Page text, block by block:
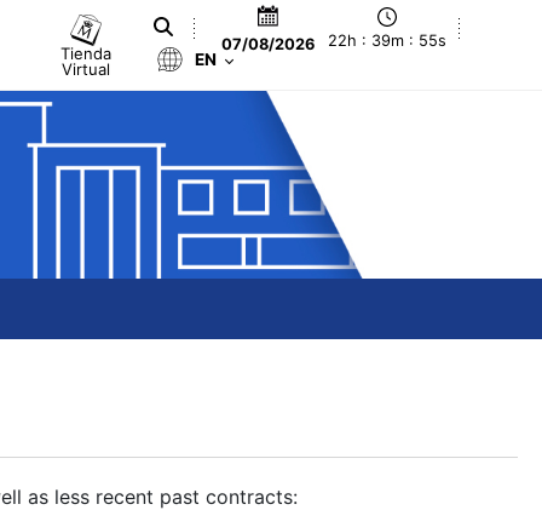
Tienda
Virtual
07/08/2026 22h : 39m : 55s
EN
as less recent past contracts: